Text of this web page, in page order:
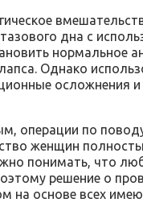
дна с
нормальное
Однако
осложнения
операции по
женщин
понимать, что
решение о
на основе всех